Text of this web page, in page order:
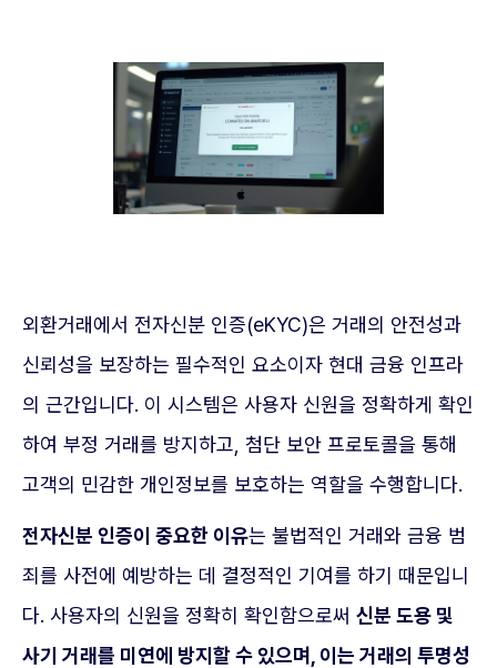
외환거래에서 전자신분 인증(eKYC)은 거래의 안전성과
신뢰성을 보장하는 필수적인 요소이자 현대 금융 인프라
의 근간입니다. 이 시스템은 사용자 신원을 정확하게 확인
하여 부정 거래를 방지하고, 첨단 보안 프로토콜을 통해
고객의 민감한 개인정보를 보호하는 역할을 수행합니다.
전자신분 인증이 중요한 이유는 불법적인 거래와 금융 범
죄를 사전에 예방하는 데 결정적인 기여를 하기 때문입니
다. 사용자의 신원을 정확히 확인함으로써 신분 도용 및
사기 거래를 미연에 방지할 수 있으며, 이는 거래의 투명성